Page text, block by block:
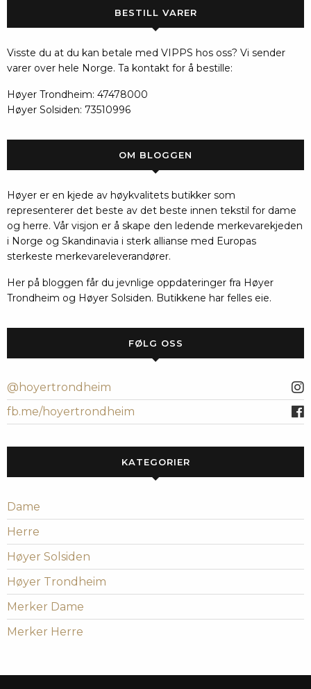
BESTILL VARER
Visste du at du kan betale med VIPPS hos oss? Vi sender
varer over hele Norge. Ta kontakt for å bestille:
Høyer Trondheim: 47478000
Høyer Solsiden: 73510996
OM BLOGGEN
Høyer er en kjede av høykvalitets butikker som
representerer det beste av det beste innen tekstil for dame
og herre. Vår visjon er å skape den ledende merkevarekjeden
i Norge og Skandinavia i sterk allianse med Europas
sterkeste merkevareleverandører.
Her på bloggen får du jevnlige oppdateringer fra Høyer
Trondheim og Høyer Solsiden. Butikkene har felles eie.
FØLG OSS
@hoyertrondheim
fb.me/hoyertrondheim
KATEGORIER
Dame
Herre
Høyer Solsiden
Høyer Trondheim
Merker Dame
Merker Herre